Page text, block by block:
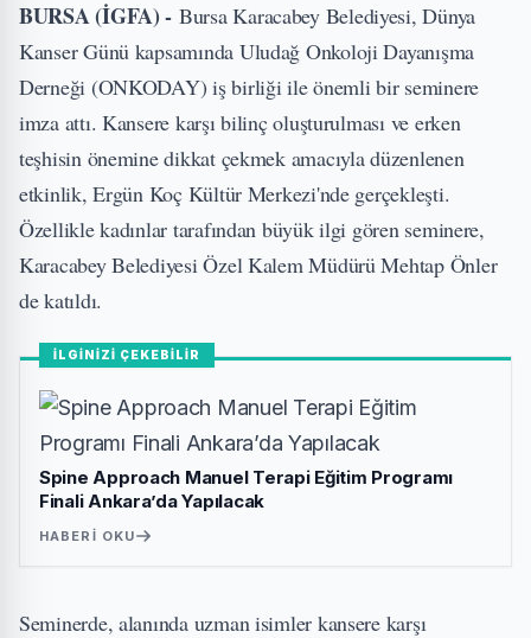
BURSA (İGFA) - Bursa Karacabey Belediyesi, Dünya
Kanser Günü kapsamında Uludağ Onkoloji Dayanışma
Derneği (ONKODAY) iş birliği ile önemli bir seminere
imza attı. Kansere karşı bilinç oluşturulması ve erken
teşhisin önemine dikkat çekmek amacıyla düzenlenen
etkinlik, Ergün Koç Kültür Merkezi'nde gerçekleşti.
Özellikle kadınlar tarafından büyük ilgi gören seminere,
Karacabey Belediyesi Özel Kalem Müdürü Mehtap Önler
de katıldı.
İLGİNİZİ ÇEKEBİLİR
Spine Approach Manuel Terapi Eğitim Programı
Finali Ankara’da Yapılacak
HABERI OKU
Seminerde, alanında uzman isimler kansere karşı